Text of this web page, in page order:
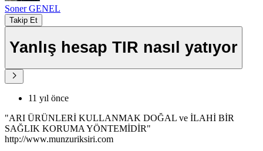
Soner GENEL
Takip Et
Yanlış hesap TIR nasıl yatıyor
11 yıl önce
"ARI ÜRÜNLERİ KULLANMAK DOĞAL ve İLAHİ BİR
SAĞLIK KORUMA YÖNTEMİDİR"
http://www.munzuriksiri.com